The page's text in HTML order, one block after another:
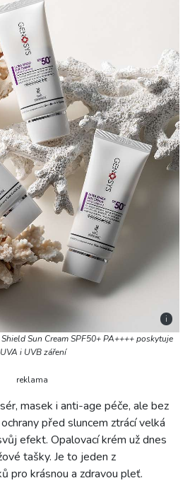
i
Sun Cream SPF50+ PA++++ poskytuje
i UVB záření
reklama
masek i anti-age péče, ale bez
před sluncem ztrácí velká
efekt. Opalovací krém už dnes
tašky. Je to jeden z
pro krásnou a zdravou pleť.